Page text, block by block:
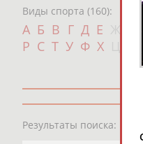
Виды спорта (160):
А Б В Г Д Е
Р С Т У Ф Х
Результаты поиска: